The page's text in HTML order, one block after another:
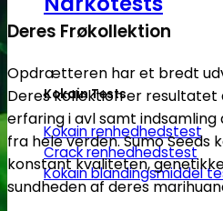
Kokain Tests
Kokain renhedhedstest
Crack renhedhedstest
Kokain blandingsmiddel
Deres Frøkollektion
Opdrætteren har et bredt
Deres kollektion er resultatet
erfaring i avl samt
fra hele verden. Sumo
konstant kvaliteten,
sundheden af deres